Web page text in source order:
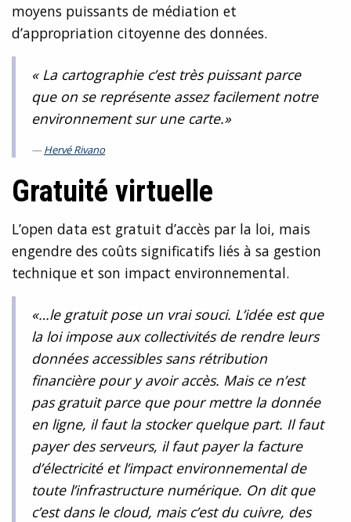
moyens puissants de médiation et
d’appropriation citoyenne des données.
« La cartographie c’est très puissant parce
que on se représente assez facilement notre
environnement sur une carte.»
Hervé Rivano
Gratuité virtuelle
L’open data est gratuit d’accès par la loi, mais
engendre des coûts significatifs liés à sa gestion
technique et son impact environnemental.
«…le gratuit pose un vrai souci. L’idée est que
la loi impose aux collectivités de rendre leurs
données accessibles sans rétribution
financière pour y avoir accès. Mais ce n’est
pas gratuit parce que pour mettre la donnée
en ligne, il faut la stocker quelque part. Il faut
payer des serveurs, il faut payer la facture
d’électricité et l’impact environnemental de
toute l’infrastructure numérique. On dit que
c’est dans le cloud, mais c’est du cuivre, des